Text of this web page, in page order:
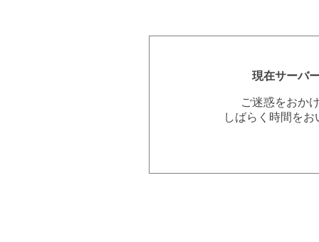
現在サーバ
ご迷惑をおか
しばらく時間を